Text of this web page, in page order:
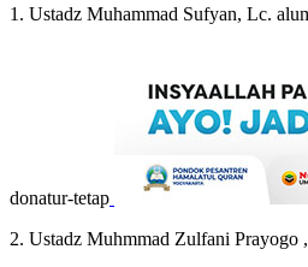
1. Ustadz Muhammad Sufyan, Lc.
donatur-tetap
2. Ustadz Muhmmad Zulfani Prayogo